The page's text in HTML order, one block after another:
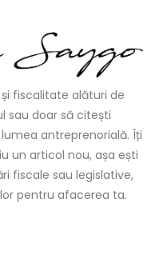
fiscalitate alături de
sau doar să citești
antreprenorială. Îți
un articol nou, așa ești
fiscale sau legislative,
pentru afacerea ta.